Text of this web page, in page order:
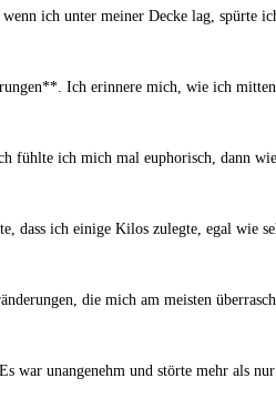
ich unter meiner Decke lag, spürte
Ich erinnere ⁢mich, wie ich
ich mich mal‍ euphorisch, dann
ich einige Kilos zulegte, ‍egal⁢ wie
die mich am ‌meisten
war unangenehm und störte mehr⁢ als⁤